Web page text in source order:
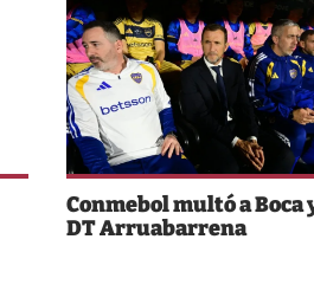
Conmebol multó a Boca
DT Arruabarrena